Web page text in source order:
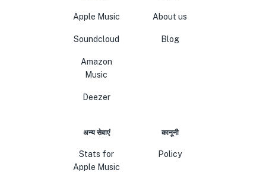
Apple Music
Soundcloud
Amazon
Music
Deezer
About us
Blog
अन्य सेवाएं
Stats for
Apple Music
कानूनी
Policy